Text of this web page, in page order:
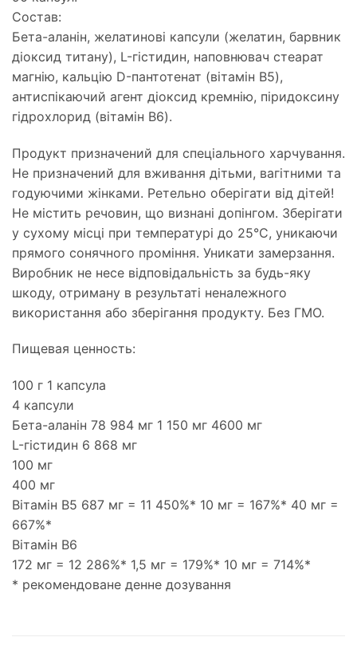
Состав:
Бета-аланін, желатинові капсули (желатин, барвник
діоксид титану), L-гістидин, наповнювач стеарат
магнію, кальцію D-пантотенат (вітамін B5),
антиспікаючий агент діоксид кремнію, піридоксину
гідрохлорид (вітамін B6).
Продукт призначений для спеціального харчування.
Не призначений для вживання дітьми, вагітними та
годуючими жінками. Ретельно оберігати від дітей!
Не містить речовин, що визнані допінгом. Зберігати
у сухому місці при температурі до 25°C, уникаючи
прямого сонячного проміння. Уникати замерзання.
Виробник не несе відповідальність за будь-яку
шкоду, отриману в результаті неналежного
використання або зберігання продукту. Без ГМО.
Пищевая ценность:
100 г 1 капсула
4 капсули
Бета-аланін 78 984 мг 1 150 мг 4600 мг
L-гістидин 6 868 мг
100 мг
400 мг
Вітамін B5 687 мг = 11 450%* 10 мг = 167%* 40 мг =
667%*
Вітамін B6
172 мг = 12 286%* 1,5 мг = 179%* 10 мг = 714%*
* рекомендоване денне дозування